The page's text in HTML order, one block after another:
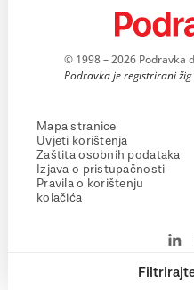
© 1998 – 2026 Podravka
Podravka je registrirani žig
Mapa stranice
Uvjeti korištenja
Zaštita osobnih podataka
Izjava o pristupačnosti
Pravila o korištenju
kolačića